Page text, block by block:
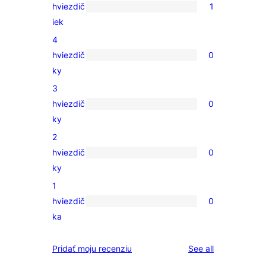
1
recenzia
s
5-
hviezdičkovým
hodnotením
hviezdič
iek
1
0
recenzií
s
4-
hviezdičkovým
hodnotením
4
hviezdič
ky
0
0
recenzií
s
3-
hviezdičkovým
hodnotením
3
hviezdič
ky
0
0
recenzií
s
2-
hviezdičkovým
2
hviezdič
ky
0
0
recenzií
1-
1
hviezdič
ka
0
Pridať moju recenziu See allreviews